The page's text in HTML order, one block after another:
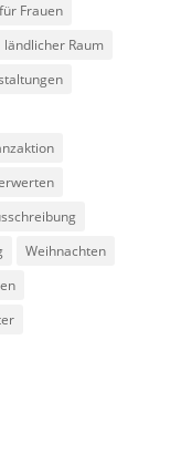
Frauen
ländlicher Raum
Weihnachten